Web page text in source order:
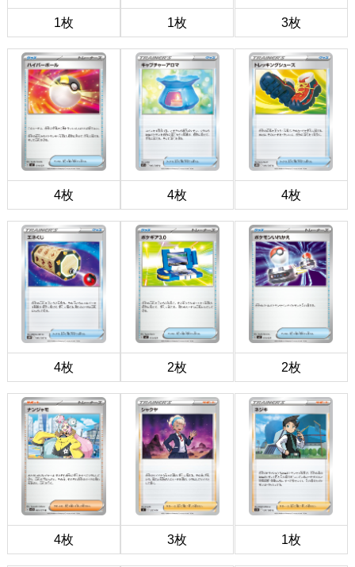
1枚 1枚 3枚
4枚 4枚 4枚
4枚 2枚 2枚
4枚 3枚 1枚